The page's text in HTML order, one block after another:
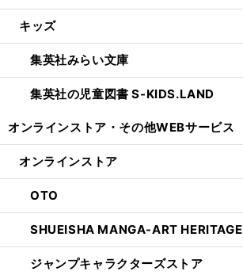
キッズ
集英社みらい文庫
集英社の児童図書 S-KIDS.LAND
オンラインストア・ その他WEBサービス
オンラインストア
OTO
SHUEISHA MANGA-ART HERITAGE
ジャンプキャラクターズストア